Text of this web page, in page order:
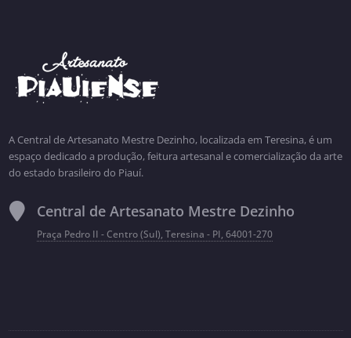
A Central de Artesanato Mestre Dezinho, localizada em Teresina, é um
espaço dedicado a produção, feitura artesanal e comercialização da arte
do estado brasileiro do Piauí.
Central de Artesanato Mestre Dezinho
Praça Pedro II - Centro (Sul), Teresina - PI, 64001-270